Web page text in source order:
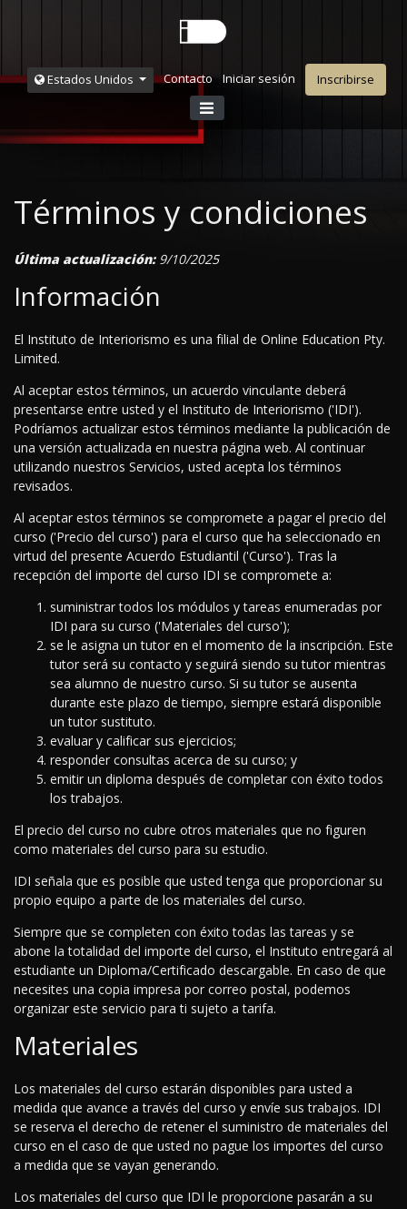
Estados Unidos Contacto Iniciar sesión Inscribirse
Términos y condiciones
Última actualización:9/10/2025
Información
El Instituto de Interiorismo es una filial de Online Education Pty.
Limited.
Al aceptar estos términos, un acuerdo vinculante deberá
presentarse entre usted y el Instituto de Interiorismo ('IDI').
Podríamos actualizar estos términos mediante la publicación de
una versión actualizada en nuestra página web. Al continuar
utilizando nuestros Servicios, usted acepta los términos
revisados.
Al aceptar estos términos se compromete a pagar el precio del
curso ('Precio del curso') para el curso que ha seleccionado en
virtud del presente Acuerdo Estudiantil ('Curso'). Tras la
recepción del importe del curso IDI se compromete a:
suministrar todos los módulos y tareas enumeradas por
IDI para su curso ('Materiales del curso');
se le asigna un tutor en el momento de la inscripción. Este
tutor será su contacto y seguirá siendo su tutor mientras
sea alumno de nuestro curso. Si su tutor se ausenta
durante este plazo de tiempo, siempre estará disponible
un tutor sustituto.
evaluar y calificar sus ejercicios;
responder consultas acerca de su curso; y
emitir un diploma después de completar con éxito todos
los trabajos.
El precio del curso no cubre otros materiales que no figuren
como materiales del curso para su estudio.
IDI señala que es posible que usted tenga que proporcionar su
propio equipo a parte de los materiales del curso.
Siempre que se completen con éxito todas las tareas y se
abone la totalidad del importe del curso, el Instituto entregará al
estudiante un Diploma/Certificado descargable. En caso de que
necesites una copia impresa por correo postal, podemos
organizar este servicio para ti sujeto a tarifa.
Materiales
Los materiales del curso estarán disponibles para usted a
medida que avance a través del curso y envíe sus trabajos. IDI
se reserva el derecho de retener el suministro de materiales del
curso en el caso de que usted no pague los importes del curso
a medida que se vayan generando.
Los materiales del curso que IDI le proporcione pasarán a su